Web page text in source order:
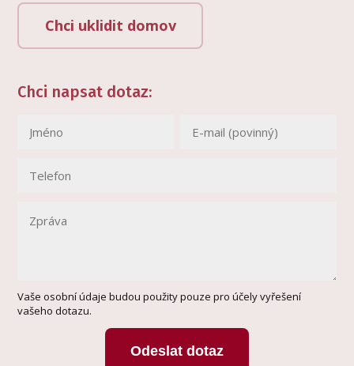
Chci uklidit domov
Chci napsat dotaz:
Vaše osobní údaje budou použity pouze pro účely vyřešení
vašeho dotazu.
Odeslat dotaz